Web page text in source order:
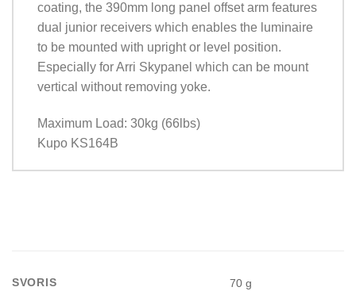
coating, the 390mm long panel offset arm features
dual junior receivers which enables the luminaire
to be mounted with upright or level position.
Especially for Arri Skypanel which can be mount
vertical without removing yoke.
Maximum Load: 30kg (66lbs)
Kupo KS164B
SVORIS 70 g